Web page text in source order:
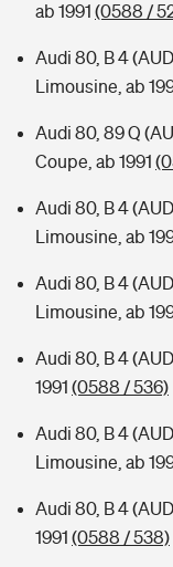
ab 1991 (0588 /
Audi 80, B 4
Limousine, ab
Audi 80, 89 Q
Coupe, ab 1991
Audi 80, B 4
Limousine, ab
Audi 80, B 4
Limousine, ab
Audi 80, B 4
1991 (0588 / 536)
Audi 80, B 4
Limousine, ab
Audi 80, B 4
1991 (0588 / 538)